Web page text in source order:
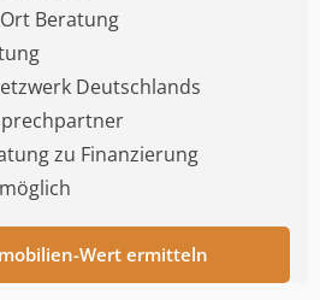
Beratung
Deutschlands
zu Finanzierung
Wert ermitteln